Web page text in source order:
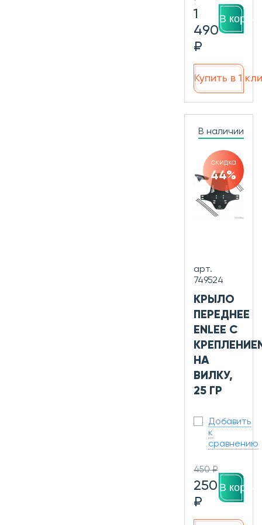
1
490
₽
В
Купить в 1
В наличии
скидка
44%
арт.
749524
КРЫЛО
ПЕРЕДНЕЕ
ENLEE С
НА
ВИЛКУ,
25 ГР
Добавить
к
сравнению
450 ₽
250
₽
В